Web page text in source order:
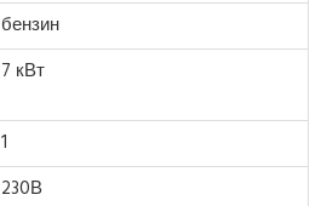
бензин
7 кВт
1
230В